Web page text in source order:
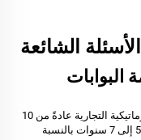
الأسئلة الشائعة
البوابات
مع الصيانة المناسبة، تدوم أنظمة البوابات الأوتوماتيكية التجارية عادةً من 10
إلى 15 سنة بالنسبة للمكونات الميكانيكية، ومن 5 إلى 7 سنوات بالنسبة